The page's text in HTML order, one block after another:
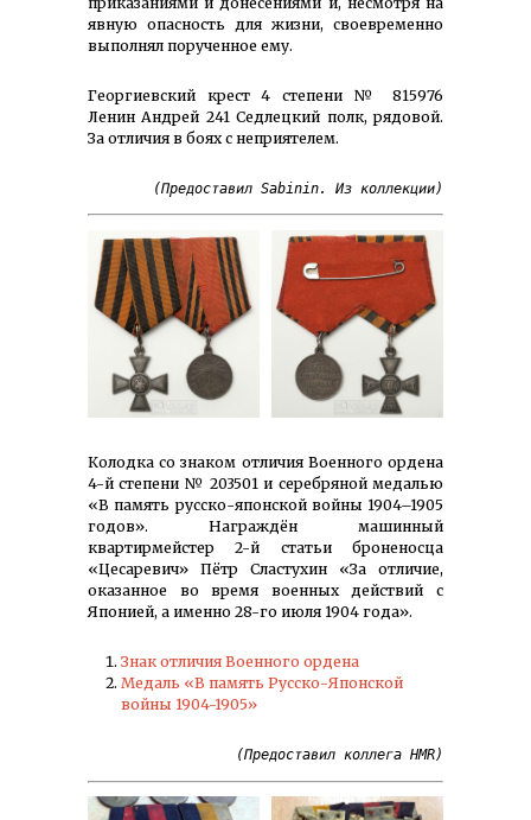
явную опасность для жизни, своевременно
выполнял порученное ему.
Георгиевский крест 4 степени № 815976
Ленин Андрей 241 Седлецкий полк, рядовой.
За отличия в боях с неприятелем.
(Предоставил Sabinin. Из коллекции)
Колодка со знаком отличия Военного ордена
4-й степени № 203501 и серебряной медалью
«В память русско-японской войны 1904–1905
годов». Награждён машинный
квартирмейстер 2-й статьи броненосца
«Цесаревич» Пётр Сластухин «За отличие,
оказанное во время военных действий с
Японией, а именно 28-го июля 1904 года».
Знак отличия Военного ордена
Медаль «В память Русско-Японской
войны 1904-1905»
(Предоставил коллега HMR)